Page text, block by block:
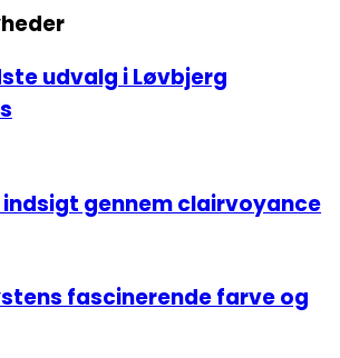
udvalg i Løvbjerg
gennem clairvoyance
fascinerende farve og